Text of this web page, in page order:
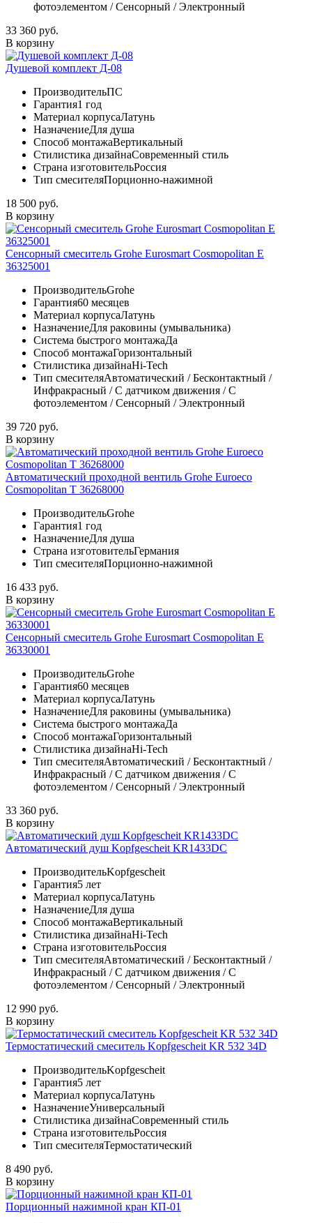
фотоэлементом / Сенсорный / Электронный
33 360 руб.
В корзину
Душевой комплект Д-08
ПроизводительПС
Гарантия1 год
Материал корпусаЛатунь
НазначениеДля душа
Способ монтажаВертикальный
Стилистика дизайнаСовременный стиль
Страна изготовительРоссия
Тип смесителяПорционно-нажимной
18 500 руб.
В корзину
Сенсорный смеситель Grohe Eurosmart Cosmopolitan E
36325001
ПроизводительGrohe
Гарантия60 месяцев
Материал корпусаЛатунь
НазначениеДля раковины (умывальника)
Система быстрого монтажаДа
Способ монтажаГоризонтальный
Стилистика дизайнаHi-Tech
Тип смесителяАвтоматический / Бесконтактный /
Инфракрасный / С датчиком движения / С
фотоэлементом / Сенсорный / Электронный
39 720 руб.
В корзину
Автоматический проходной вентиль Grohe Euroeco
Cosmopolitan T 36268000
ПроизводительGrohe
Гарантия1 год
НазначениеДля душа
Страна изготовительГермания
Тип смесителяПорционно-нажимной
16 433 руб.
В корзину
Сенсорный смеситель Grohe Eurosmart Cosmopolitan E
36330001
ПроизводительGrohe
Гарантия60 месяцев
Материал корпусаЛатунь
НазначениеДля раковины (умывальника)
Система быстрого монтажаДа
Способ монтажаГоризонтальный
Стилистика дизайнаHi-Tech
Тип смесителяАвтоматический / Бесконтактный /
Инфракрасный / С датчиком движения / С
фотоэлементом / Сенсорный / Электронный
33 360 руб.
В корзину
Автоматический душ Kopfgescheit KR1433DC
ПроизводительKopfgescheit
Гарантия5 лет
Материал корпусаЛатунь
НазначениеДля душа
Способ монтажаВертикальный
Стилистика дизайнаHi-Tech
Страна изготовительРоссия
Тип смесителяАвтоматический / Бесконтактный /
Инфракрасный / С датчиком движения / С
фотоэлементом / Сенсорный / Электронный
12 990 руб.
В корзину
Термостатический смеситель Kopfgescheit KR 532 34D
ПроизводительKopfgescheit
Гарантия5 лет
Материал корпусаЛатунь
НазначениеУниверсальный
Стилистика дизайнаСовременный стиль
Страна изготовительРоссия
Тип смесителяТермостатический
8 490 руб.
В корзину
Порционный нажимной кран КП-01